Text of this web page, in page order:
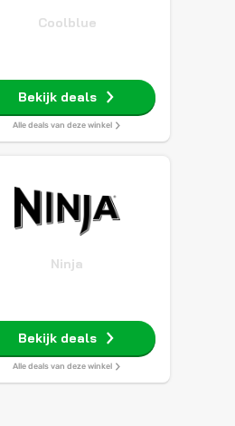
Coolblue
Bekijk deals
Alle deals van deze winkel
Ninja
Bekijk deals
Alle deals van deze winkel